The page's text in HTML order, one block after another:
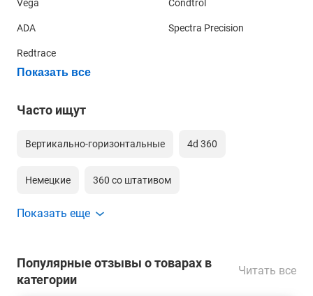
Vega Condtrol
ADA Spectra Precision
Redtrace
Показать все
Часто ищут
Вертикально-горизонтальные 4d 360
Немецкие 360 со штативом
360 градусов 4д зеленый луч
16 лучей
Показать еще
Популярные отзывы о товарах в
категории
Читать все